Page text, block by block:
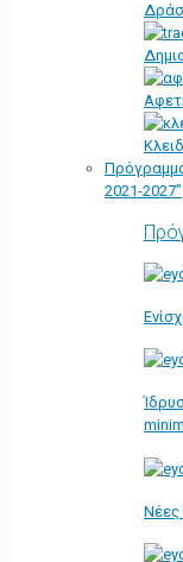
2021-2027”
Νέες